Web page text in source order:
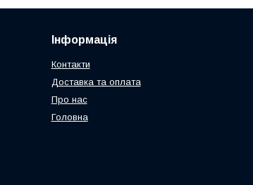
Інформація
Контакти
Доставка та оплата
Про нас
Головна